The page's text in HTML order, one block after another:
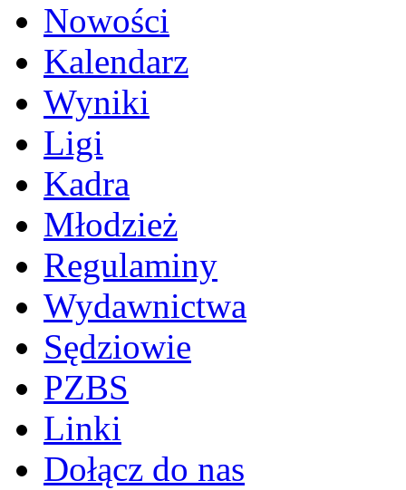
Nowości
Kalendarz
Wyniki
Ligi
Kadra
Młodzież
Regulaminy
Wydawnictwa
Sędziowie
PZBS
Linki
Dołącz do nas